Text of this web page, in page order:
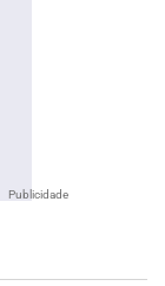
Publicidade